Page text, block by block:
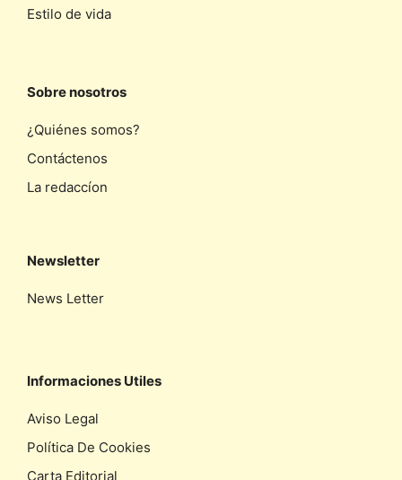
Estilo de vida
Sobre nosotros
¿Quiénes somos?
Contáctenos
La redaccíon
Newsletter
News Letter
Informaciones Utiles
Aviso Legal
Política De Cookies
Carta Editorial